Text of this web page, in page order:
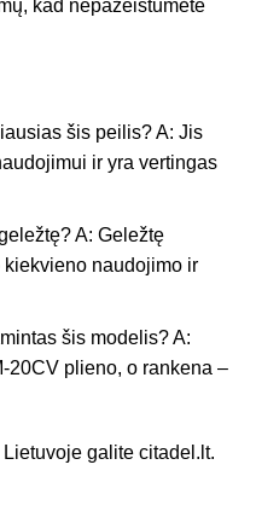
kad nepažeistumėte
šis peilis? A: Jis
ir yra vertingas
A: Geležtę
naudojimo ir
šis modelis? A:
20CV plieno, o rankena –
Lietuvoje galite citadel.lt.